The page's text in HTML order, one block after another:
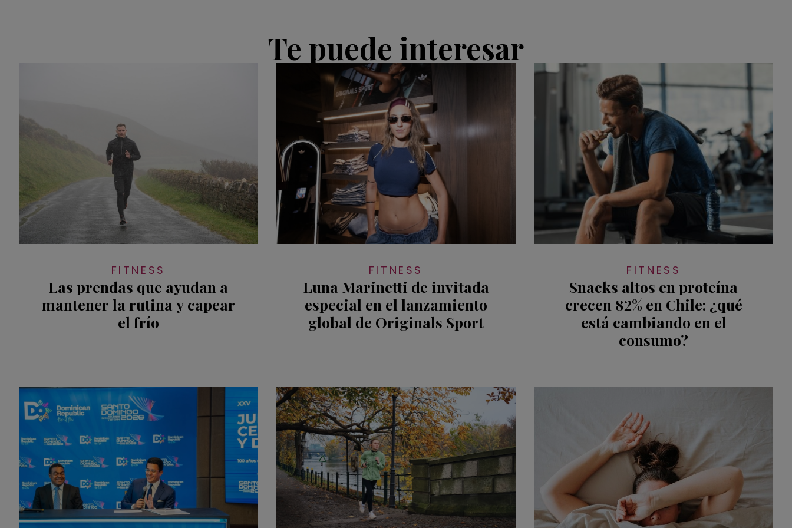
Te puede interesar
FITNESS
Las prendas que ayudan a
mantener la rutina y capear
el frío
FITNESS
Luna Marinetti de invitada
especial en el lanzamiento
global de Originals Sport
FITNESS
Snacks altos en proteína
crecen 82% en Chile: ¿qué
está cambiando en el
consumo?